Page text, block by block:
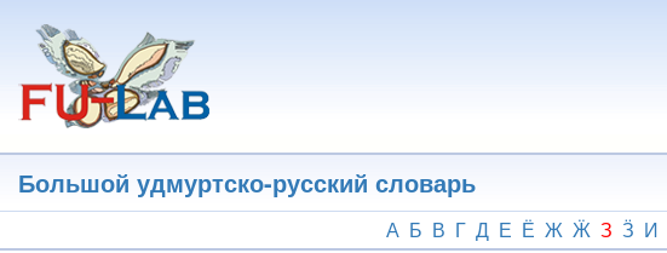
основному
содержанию
Большой удмуртско-русский словарь
А Б В Г Д Е Ё Ж Ӝ З Ӟ И